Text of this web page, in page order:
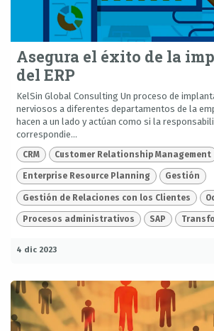
Asegura el éxito de la
del ERP
KelSin Global Consulting Un proceso de
nerviosos a diferentes departamentos de la
hacen a un lado y actúan como si la
correspondie...
CRM Customer Relationship Management
Enterprise Resource Planning Gestión
Gestión de Relaciones con los Clientes
Procesos administrativos SAP
4 dic 2023